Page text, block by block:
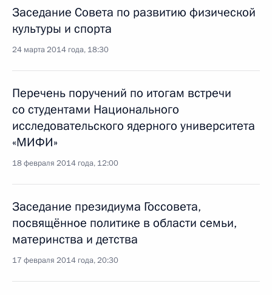
Заседание Совета по развитию физической
культуры и спорта
24 марта 2014 года, 18:30
Перечень поручений по итогам встречи
со студентами Национального
исследовательского ядерного университета
«МИФИ»
18 февраля 2014 года, 12:00
Заседание президиума Госсовета,
посвящённое политике в области семьи,
материнства и детства
17 февраля 2014 года, 20:30